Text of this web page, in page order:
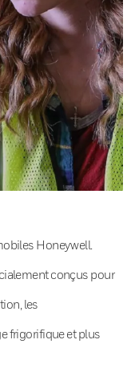
Honeywell.
conçus pour
les
frigorifique et plus